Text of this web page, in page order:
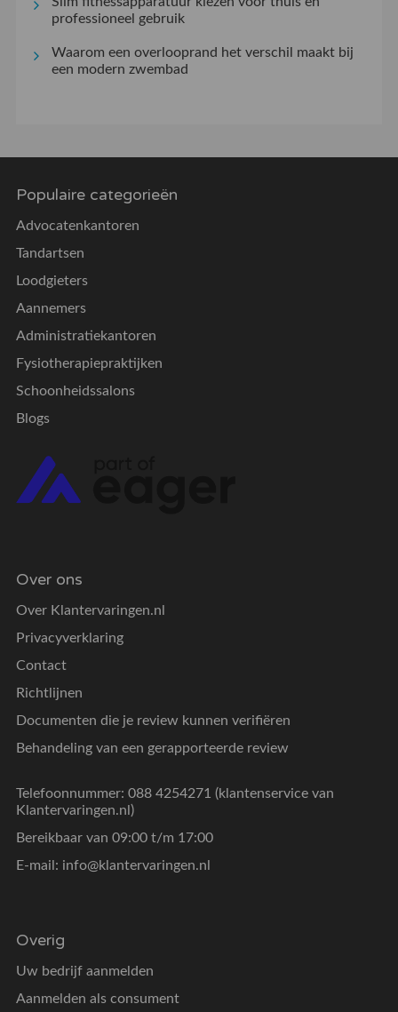
professioneel gebruik
Waarom een overlooprand het verschil maakt bij
een modern zwembad
Populaire categorieën
Advocatenkantoren
Tandartsen
Loodgieters
Aannemers
Administratiekantoren
Fysiotherapiepraktijken
Schoonheidssalons
Blogs
Over ons
Over Klantervaringen.nl
Privacyverklaring
Contact
Richtlijnen
Documenten die je review kunnen verifiëren
Behandeling van een gerapporteerde review
Telefoonnummer: 088 4254271 (klantenservice van
Klantervaringen.nl)
Bereikbaar van 09:00 t/m 17:00
E-mail: info@klantervaringen.nl
Overig
Uw bedrijf aanmelden
Aanmelden als consument